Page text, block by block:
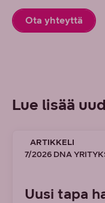
Ota yhteyttä
Lue lisää
ARTIKKELI
7/2026 DNA
Uusi tapa